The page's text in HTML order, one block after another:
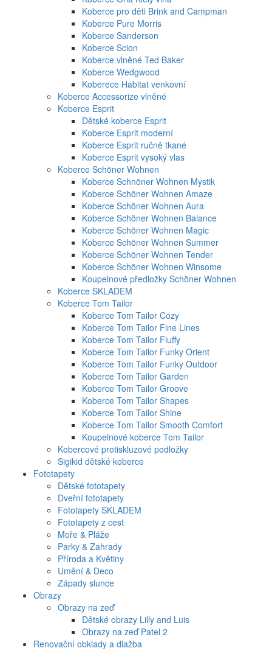
Koberce pro děti Brink and Campman
Koberce Pure Morris
Koberce Sanderson
Koberce Scion
Koberce vlněné Ted Baker
Koberce Wedgwood
Koberece Habitat venkovní
Koberce Accessorize vlněné
Koberce Esprit
Dětské koberce Esprit
Koberce Esprit moderní
Koberce Esprit ručně tkané
Koberce Esprit vysoký vlas
Koberce Schöner Wohnen
Koberce Schnöner Wohnen Mystik
Koberce Schöner Wohnen Amaze
Koberce Schöner Wohnen Aura
Koberce Schöner Wohnen Balance
Koberce Schöner Wohnen Magic
Koberce Schöner Wohnen Summer
Koberce Schöner Wohnen Tender
Koberce Schöner Wohnen Winsome
Koupelnové předložky Schöner Wohnen
Koberce SKLADEM
Koberce Tom Tailor
Koberce Tom Tailor Cozy
Koberce Tom Tailor Fine Lines
Koberce Tom Tailor Fluffy
Koberce Tom Tailor Funky Orient
Koberce Tom Tailor Funky Outdoor
Koberce Tom Tailor Garden
Koberce Tom Tailor Groove
Koberce Tom Tailor Shapes
Koberce Tom Tailor Shine
Koberce Tom Tailor Smooth Comfort
Koupelnové koberce Tom Tailor
Kobercové protiskluzové podložky
Sigikid dětské koberce
Fototapety
Dětské fototapety
Dveřní fototapety
Fototapety SKLADEM
Fototapety z cest
Moře & Pláže
Parky & Zahrady
Příroda a Květiny
Umění & Deco
Západy slunce
Obrazy
Obrazy na zeď
Dětské obrazy Lilly and Luis
Obrazy na zeď Patel 2
Renovační obklady a dlažba